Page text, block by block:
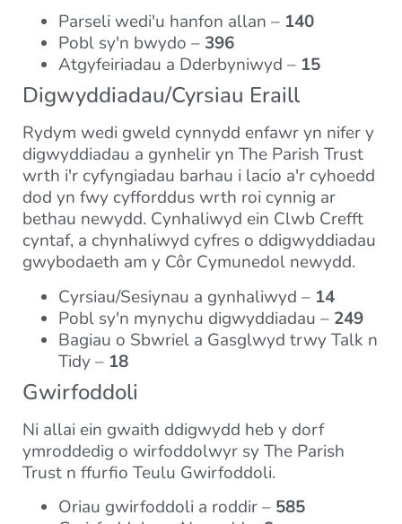
Parseli wedi'u hanfon allan – 140
Pobl sy'n bwydo – 396
Atgyfeiriadau a Dderbyniwyd – 15
Digwyddiadau/Cyrsiau Eraill
Rydym wedi gweld cynnydd enfawr yn nifer y
digwyddiadau a gynhelir yn The Parish Trust
wrth i'r cyfyngiadau barhau i lacio a'r cyhoedd
dod yn fwy cyfforddus wrth roi cynnig ar
bethau newydd. Cynhaliwyd ein Clwb Crefft
cyntaf, a chynhaliwyd cyfres o ddigwyddiadau
gwybodaeth am y Côr Cymunedol newydd.
Cyrsiau/Sesiynau a gynhaliwyd – 14
Pobl sy'n mynychu digwyddiadau – 249
Bagiau o Sbwriel a Gasglwyd trwy Talk n
Tidy – 18
Gwirfoddoli
Ni allai ein gwaith ddigwydd heb y dorf
ymroddedig o wirfoddolwyr sy The Parish
Trust n ffurfio Teulu Gwirfoddoli.
Oriau gwirfoddoli a roddir – 585